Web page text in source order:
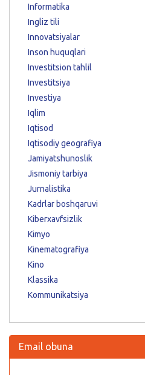
Informatika
Ingliz tili
Innovatsiyalar
Inson huquqlari
Investitsion tahlil
Investitsiya
Investiya
Iqlim
Iqtisod
Iqtisodiy geografiya
Jamiyatshunoslik
Jismoniy tarbiya
Jurnalistika
Kadrlar boshqaruvi
Kiberxavfsizlik
Kimyo
Kinematografiya
Kino
Klassika
Kommunikatsiya
Email obuna